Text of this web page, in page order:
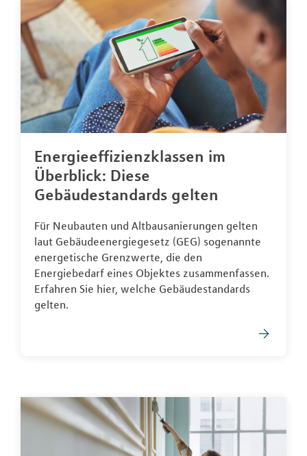
Energieeffizienzklassen im
Überblick: Diese
Gebäudestandards gelten
Für Neubauten und Altbausanierungen gelten
laut Gebäudeenergiegesetz (GEG) sogenannte
energetische Grenzwerte, die den
Energiebedarf eines Objektes zusammenfassen.
Erfahren Sie hier, welche Gebäudestandards
gelten.